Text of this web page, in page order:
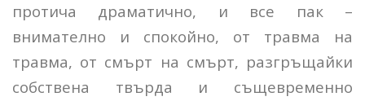
протича драматично, и все пак –
внимателно и спокойно, от травма на
травма, от смърт на смърт, разгръщайки
собствена твърда и същевременно